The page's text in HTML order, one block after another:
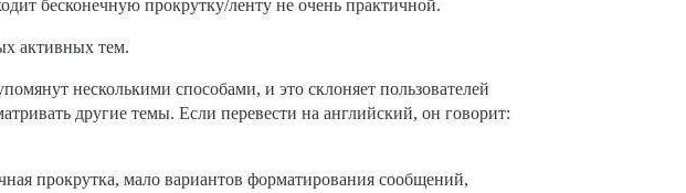
бесконечную прокрутку/ленту не очень практичной.
активных тем.
несколькими способами, и это склоняет пользователей
другие темы. Если перевести на английский, он говорит:
прокрутка, мало вариантов форматирования сообщений,